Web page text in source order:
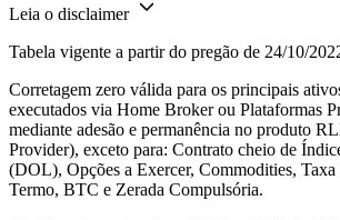
Leia o disclaimer
Tabela vigente a partir do pregão de 24/10/
Corretagem zero válida para os principais
executados via Home Broker ou Plataformas
mediante adesão e permanência no produto
Provider), exceto para: Contrato cheio de
(DOL), Opções a Exercer, Commodities, Taxa
Termo, BTC e Zerada Compulsória.